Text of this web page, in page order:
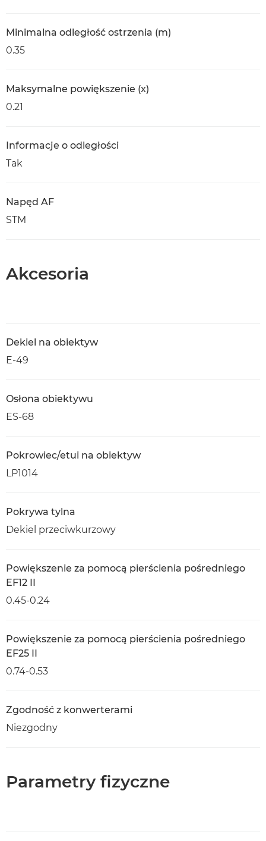
Minimalna odległość ostrzenia (m)
0.35
Maksymalne powiększenie (x)
0.21
Informacje o odległości
Tak
Napęd AF
STM
Akcesoria
Dekiel na obiektyw
E-49
Osłona obiektywu
ES-68
Pokrowiec/etui na obiektyw
LP1014
Pokrywa tylna
Dekiel przeciwkurzowy
Powiększenie za pomocą pierścienia pośredniego
EF12 II
0.45-0.24
Powiększenie za pomocą pierścienia pośredniego
EF25 II
0.74-0.53
Zgodność z konwerterami
Niezgodny
Parametry fizyczne